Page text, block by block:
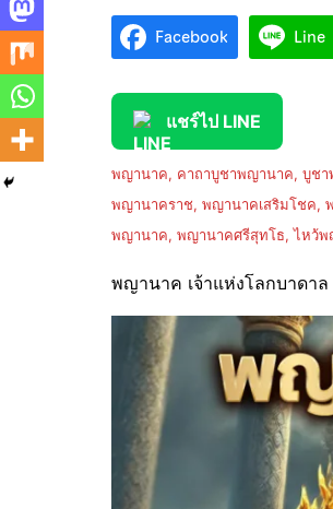
Facebook Line
แชร์ไป LINE
พญานาค, คาถาบูชาพญานาค, บูช
พญานาคราช, พญานาคเสริมโชค,
พญานาค, พญานาคศรีสุทโธ, ไหว้
พญานาค เจ้าแห่งโลกบาดา